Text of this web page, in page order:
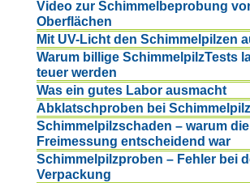
Video zur Schimmelbeprobung
Oberflächen
Mit UV-Licht den Schimmelpilzen
Warum billige SchimmelpilzTests
teuer werden
Was ein gutes Labor ausmacht
Abklatschproben bei
Schimmelpilzschaden – warum die
Freimessung entscheidend war
Schimmelpilzproben – Fehler bei
Verpackung